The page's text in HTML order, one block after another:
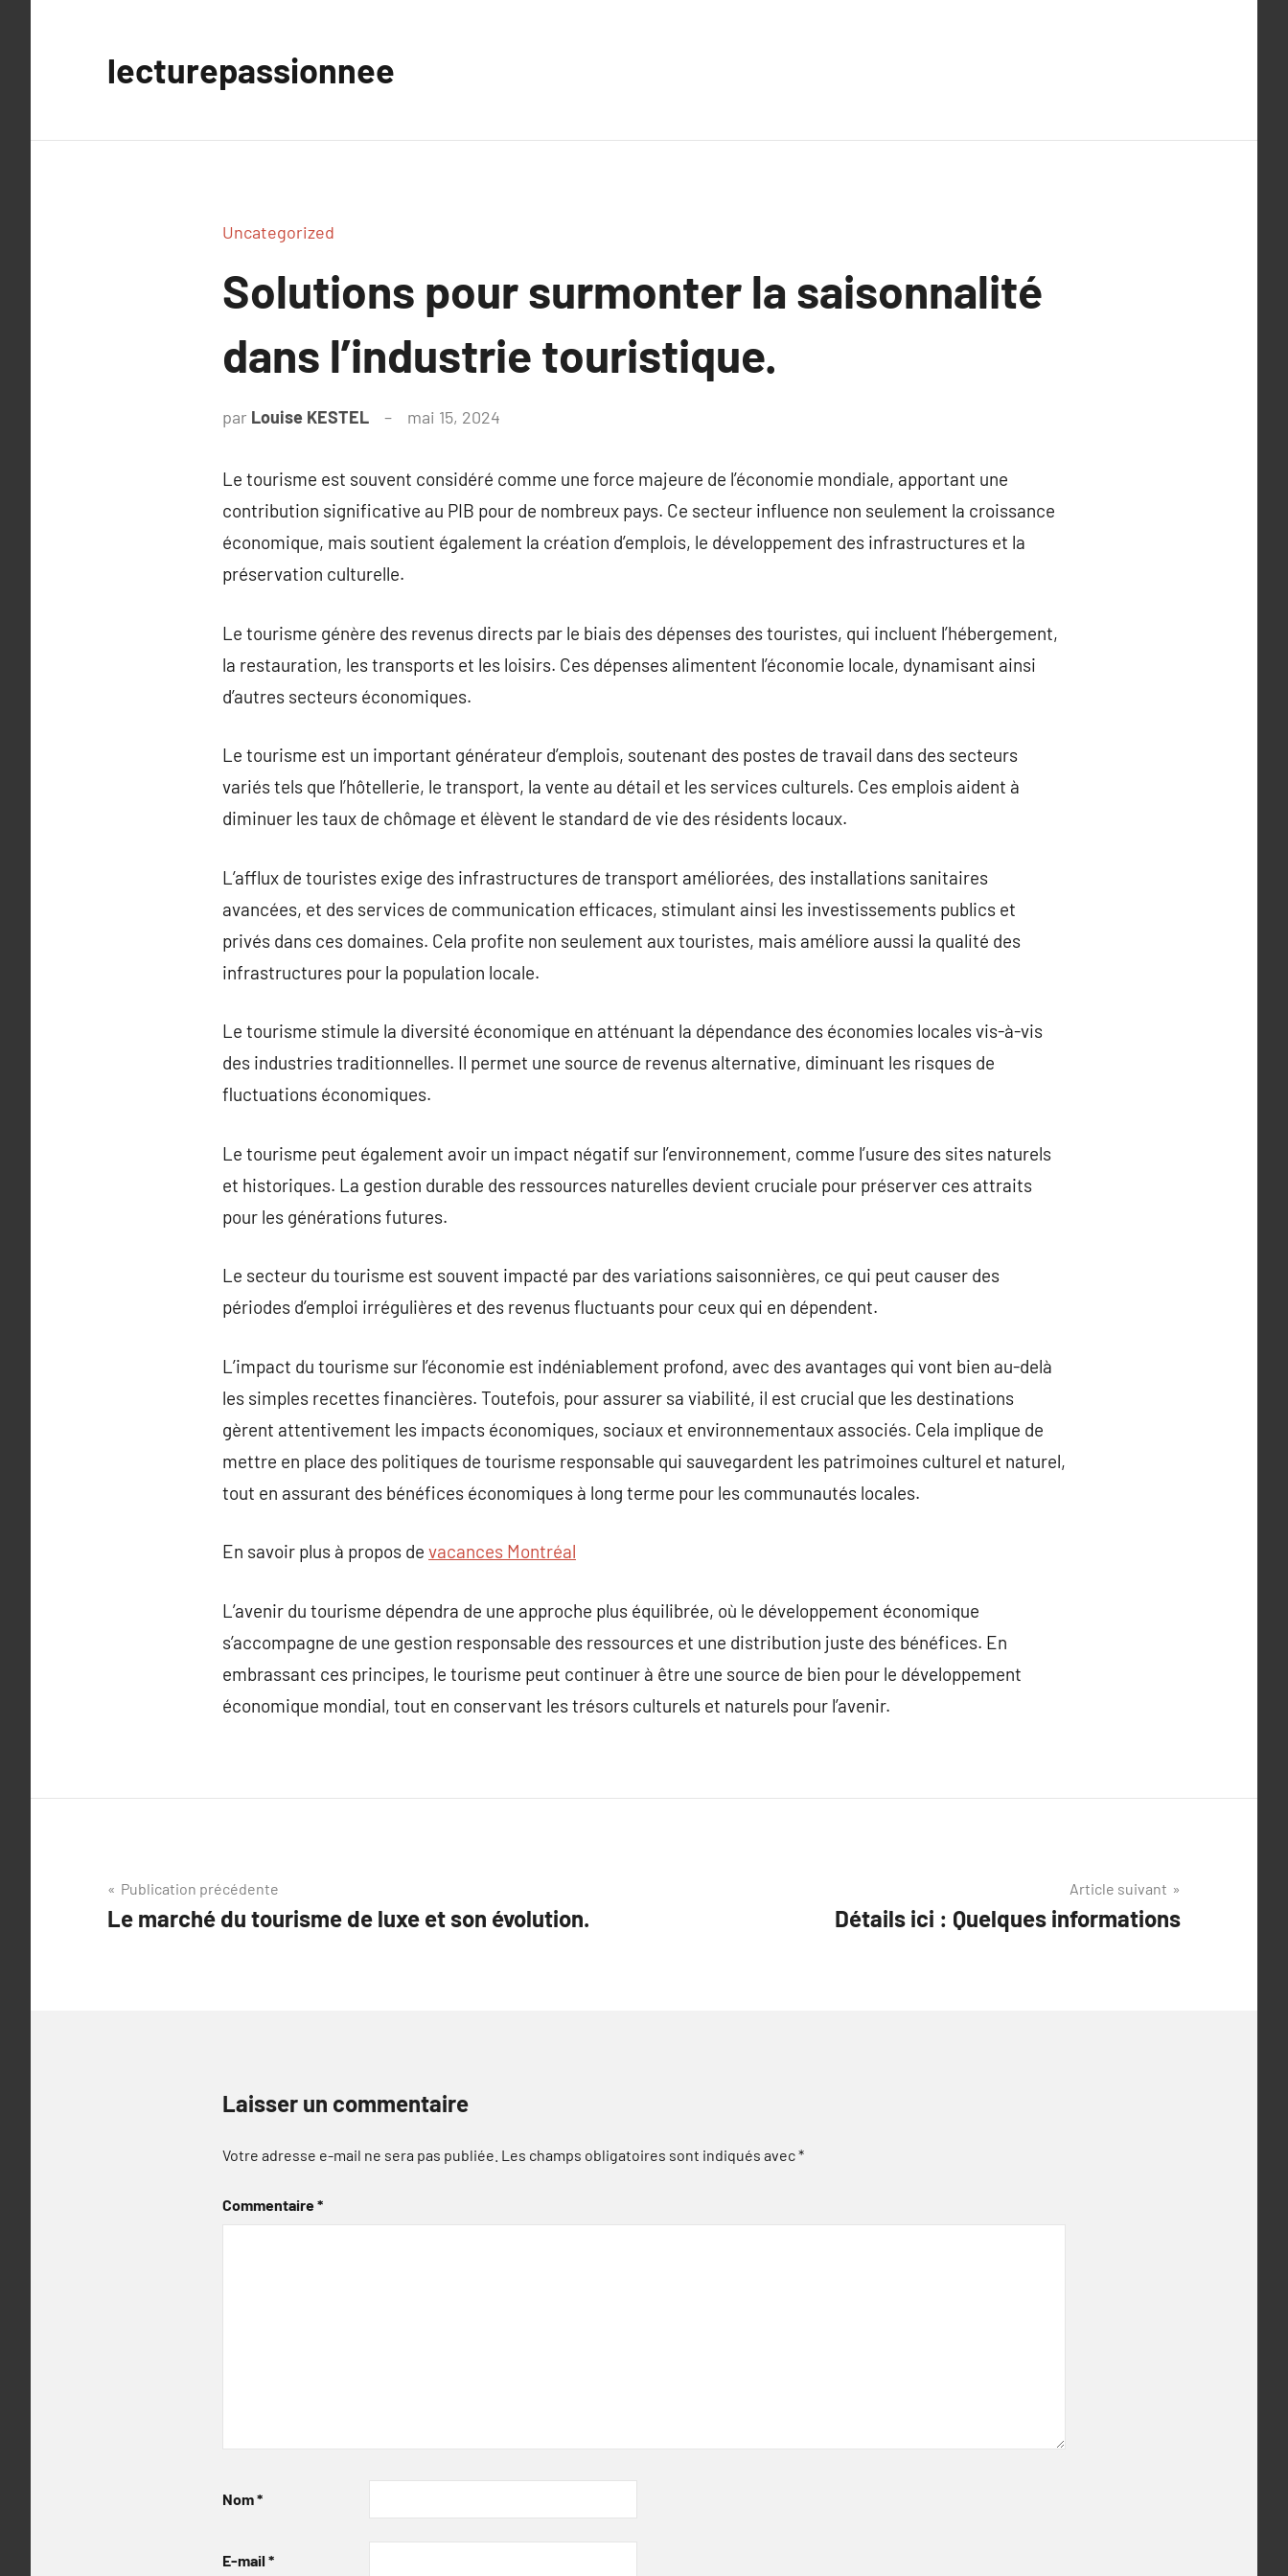
lecturepassionnee
Uncategorized
Solutions pour surmonter la saisonnalité
dans l’industrie touristique.
par Louise KESTEL mai 15, 2024
Le tourisme est souvent considéré comme une force majeure de l’économie mondiale, apportant une
contribution significative au PIB pour de nombreux pays. Ce secteur influence non seulement la croissance
économique, mais soutient également la création d’emplois, le développement des infrastructures et la
préservation culturelle.
Le tourisme génère des revenus directs par le biais des dépenses des touristes, qui incluent l’hébergement,
la restauration, les transports et les loisirs. Ces dépenses alimentent l’économie locale, dynamisant ainsi
d’autres secteurs économiques.
Le tourisme est un important générateur d’emplois, soutenant des postes de travail dans des secteurs
variés tels que l’hôtellerie, le transport, la vente au détail et les services culturels. Ces emplois aident à
diminuer les taux de chômage et élèvent le standard de vie des résidents locaux.
L’afflux de touristes exige des infrastructures de transport améliorées, des installations sanitaires
avancées, et des services de communication efficaces, stimulant ainsi les investissements publics et
privés dans ces domaines. Cela profite non seulement aux touristes, mais améliore aussi la qualité des
infrastructures pour la population locale.
Le tourisme stimule la diversité économique en atténuant la dépendance des économies locales vis-à-vis
des industries traditionnelles. Il permet une source de revenus alternative, diminuant les risques de
fluctuations économiques.
Le tourisme peut également avoir un impact négatif sur l’environnement, comme l’usure des sites naturels
et historiques. La gestion durable des ressources naturelles devient cruciale pour préserver ces attraits
pour les générations futures.
Le secteur du tourisme est souvent impacté par des variations saisonnières, ce qui peut causer des
périodes d’emploi irrégulières et des revenus fluctuants pour ceux qui en dépendent.
L’impact du tourisme sur l’économie est indéniablement profond, avec des avantages qui vont bien au-delà
les simples recettes financières. Toutefois, pour assurer sa viabilité, il est crucial que les destinations
gèrent attentivement les impacts économiques, sociaux et environnementaux associés. Cela implique de
mettre en place des politiques de tourisme responsable qui sauvegardent les patrimoines culturel et naturel,
tout en assurant des bénéfices économiques à long terme pour les communautés locales.
En savoir plus à propos de vacances Montréal
L’avenir du tourisme dépendra de une approche plus équilibrée, où le développement économique
s’accompagne de une gestion responsable des ressources et une distribution juste des bénéfices. En
embrassant ces principes, le tourisme peut continuer à être une source de bien pour le développement
économique mondial, tout en conservant les trésors culturels et naturels pour l’avenir.
Navigation
de
Publication précédente
Le marché du tourisme de luxe et son évolution.
Article suivant
Détails ici : Quelques informations
Laisser un commentaire
Votre adresse e-mail ne sera pas publiée. Les champs obligatoires sont indiqués avec*
Commentaire*
Nom*
E-mail *